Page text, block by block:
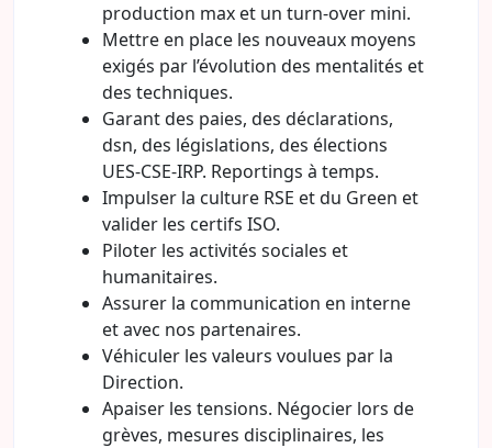
production max et un turn-over mini.
Mettre en place les nouveaux moyens
exigés par l’évolution des mentalités et
des techniques.
Garant des paies, des déclarations,
dsn, des législations, des élections
UES-CSE-IRP. Reportings à temps.
Impulser la culture RSE et du Green et
valider les certifs ISO.
Piloter les activités sociales et
humanitaires.
Assurer la communication en interne
et avec nos partenaires.
Véhiculer les valeurs voulues par la
Direction.
Apaiser les tensions. Négocier lors de
grèves, mesures disciplinaires, les